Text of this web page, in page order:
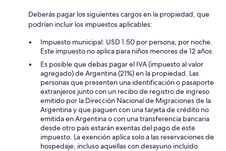
Deberás pagar los siguientes cargos en la propiedad, que
podrían incluir los impuestos aplicables:
Impuesto municipal: USD 1.50 por persona, por noche.
Este impuesto no aplica para niños menores de 12 años.
Es posible que debas pagar el IVA (impuesto al valor
agregado) de Argentina (21%) en la propiedad. Las
personas que presenten una identificación o pasaporte
extranjeros junto con un recibo de registro de ingreso
emitido por la Dirección Nacional de Migraciones de la
Argentina y que paguen con una tarjeta de crédito no
emitida en Argentina o con una transferencia bancaria
desde otro país estarán exentas del pago de este
impuesto. La exención aplica solo a las reservaciones de
hospedaje, incluso aquellas con desayuno incluido.